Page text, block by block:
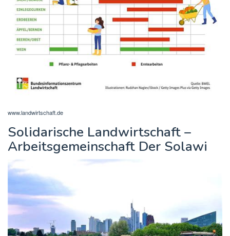
www.landwirtschaft.de
Solidarische Landwirtschaft –
Arbeitsgemeinschaft Der Solawi